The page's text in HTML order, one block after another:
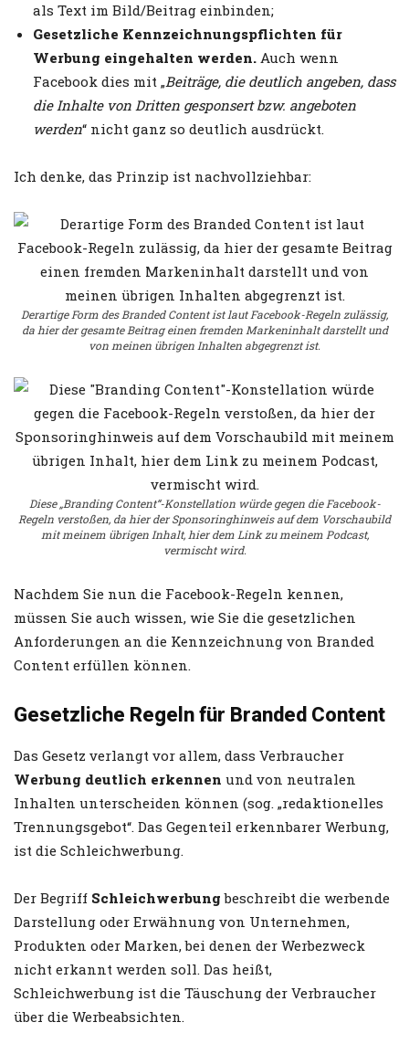
als Text im Bild/Beitrag einbinden;
Gesetzliche Kennzeichnungspflichten für
Werbung eingehalten werden. Auch wenn
Facebook dies mit „Beiträge, die deutlich angeben, dass
die Inhalte von Dritten gesponsert bzw. angeboten
werden“ nicht ganz so deutlich ausdrückt.
Ich denke, das Prinzip ist nachvollziehbar:
Derartige Form des Branded Content ist laut Facebook-Regeln zulässig,
da hier der gesamte Beitrag einen fremden Markeninhalt darstellt und
von meinen übrigen Inhalten abgegrenzt ist.
Diese „Branding Content“-Konstellation würde gegen die Facebook-
Regeln verstoßen, da hier der Sponsoringhinweis auf dem Vorschaubild
mit meinem übrigen Inhalt, hier dem Link zu meinem Podcast,
vermischt wird.
Nachdem Sie nun die Facebook-Regeln kennen,
müssen Sie auch wissen, wie Sie die gesetzlichen
Anforderungen an die Kennzeichnung von Branded
Content erfüllen können.
Gesetzliche Regeln für Branded Content
Das Gesetz verlangt vor allem, dass Verbraucher
Werbung deutlich erkennen und von neutralen
Inhalten unterscheiden können (sog. „redaktionelles
Trennungsgebot“. Das Gegenteil erkennbarer Werbung,
ist die Schleichwerbung.
Der Begriff Schleichwerbung beschreibt die werbende
Darstellung oder Erwähnung von Unternehmen,
Produkten oder Marken, bei denen der Werbezweck
nicht erkannt werden soll. Das heißt,
Schleichwerbung ist die Täuschung der Verbraucher
über die Werbeabsichten.